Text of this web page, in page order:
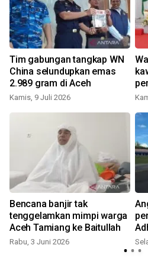
Tim gabungan tangkap WN
China selundupkan emas
2.989 gram di Aceh
Kamis, 9 Juli 2026
Bencana banjir tak
tenggelamkan mimpi warga
Aceh Tamiang ke Baitullah
Rabu, 3 Juni 2026